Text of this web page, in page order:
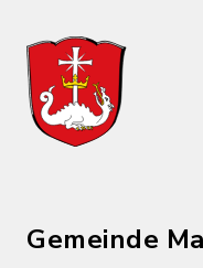
Gemeinde